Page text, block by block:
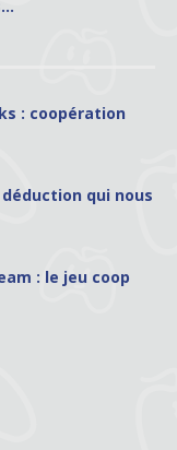
: coopération
déduction qui nous
: le jeu coop